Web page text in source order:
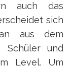
auch das
sich
aus dem
Schüler und
Level. Um